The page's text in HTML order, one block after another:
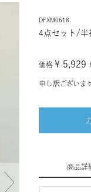
DFXM0618
4点セット/
価格 ¥ 5,929
申し訳ございま
商品詳